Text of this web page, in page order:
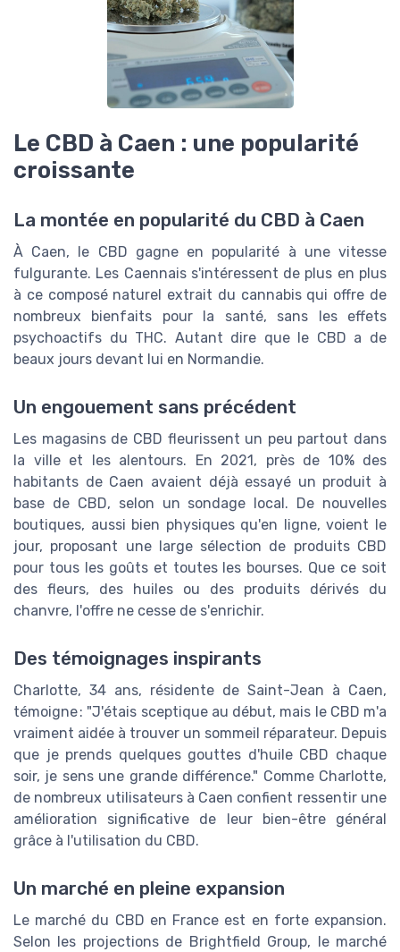
Le CBD à Caen : une popularité
croissante
La montée en popularité du CBD à Caen
À Caen, le CBD gagne en popularité à une vitesse
fulgurante. Les Caennais s'intéressent de plus en plus
à ce composé naturel extrait du cannabis qui offre de
nombreux bienfaits pour la santé, sans les effets
psychoactifs du THC. Autant dire que le CBD a de
beaux jours devant lui en Normandie.
Un engouement sans précédent
Les magasins de CBD fleurissent un peu partout dans
la ville et les alentours. En 2021, près de 10% des
habitants de Caen avaient déjà essayé un produit à
base de CBD, selon un sondage local. De nouvelles
boutiques, aussi bien physiques qu'en ligne, voient le
jour, proposant une large sélection de produits CBD
pour tous les goûts et toutes les bourses. Que ce soit
des fleurs, des huiles ou des produits dérivés du
chanvre, l'offre ne cesse de s'enrichir.
Des témoignages inspirants
Charlotte, 34 ans, résidente de Saint-Jean à Caen,
témoigne : "J'étais sceptique au début, mais le CBD m'a
vraiment aidée à trouver un sommeil réparateur. Depuis
que je prends quelques gouttes d'huile CBD chaque
soir, je sens une grande différence." Comme Charlotte,
de nombreux utilisateurs à Caen confient ressentir une
amélioration significative de leur bien-être général
grâce à l'utilisation du CBD.
Un marché en pleine expansion
Le marché du CBD en France est en forte expansion.
Selon les projections de Brightfield Group, le marché